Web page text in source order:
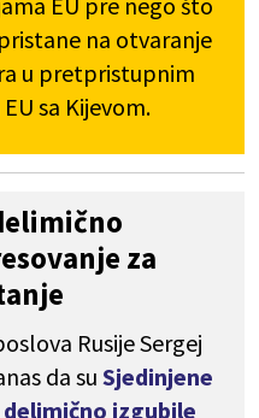
na otvaranje
u pretpristupnim
sa Kijevom.
za
Rusije Sergej
da su Sjedinjene
izgubile